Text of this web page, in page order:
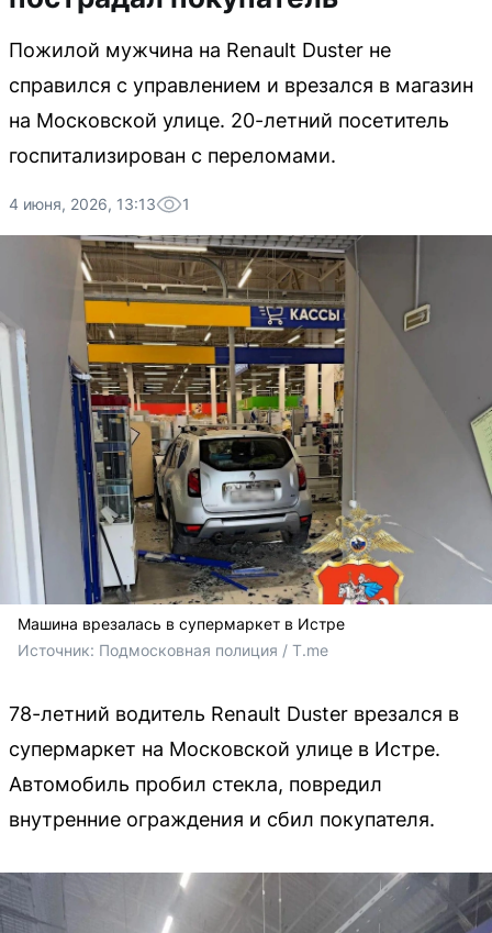
Пожилой мужчина на Renault Duster не
справился с управлением и врезался в магазин
на Московской улице. 20-летний посетитель
госпитализирован с переломами.
4 июня, 2026, 13:13 1
Машина врезалась в супермаркет в Истре
Источник: Подмосковная полиция / T.me
78-летний водитель Renault Duster врезался в
супермаркет на Московской улице в Истре.
Автомобиль пробил стекла, повредил
внутренние ограждения и сбил покупателя.